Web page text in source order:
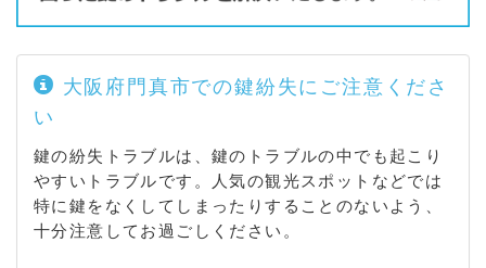
大阪府門真市での鍵紛失にご注意くださ
い
鍵の紛失トラブルは、鍵のトラブルの中でも起こり
やすいトラブルです。人気の観光スポットなどでは
特に鍵をなくしてしまったりすることのないよう、
十分注意してお過ごしください。